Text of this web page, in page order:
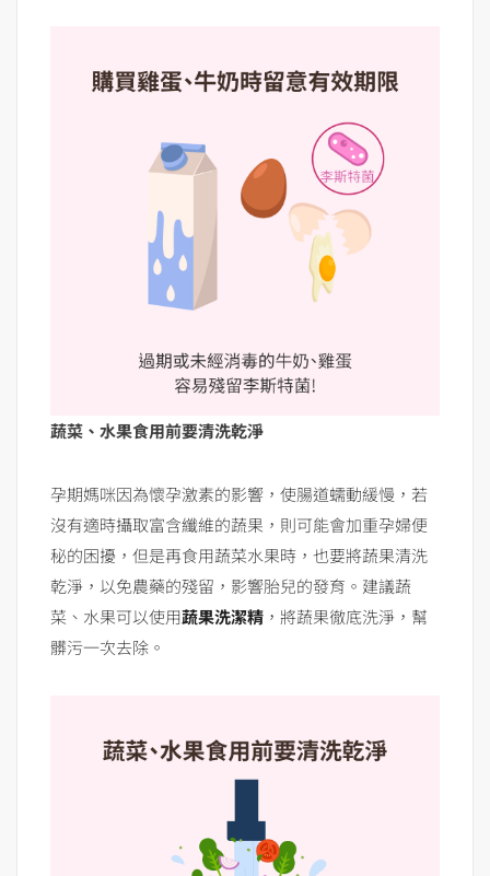
蔬菜、水果食用前要清洗乾淨
孕期媽咪因為懷孕激素的影響，使腸道蠕動緩慢，若
沒有適時攝取富含纖維的蔬果，則可能會加重孕婦便
秘的困擾，但是再食用蔬菜水果時，也要將蔬果清洗
乾淨，以免農藥的殘留，影響胎兒的發育。建議蔬
菜、水果可以使用蔬果洗潔精 ，將蔬果徹底洗淨，幫
髒污一次去除。